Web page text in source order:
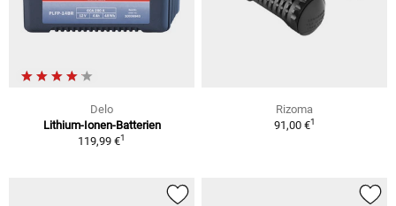
Delo
Lithium-Ionen-Batterien
119,99 €1
Rizoma
91,00 €1